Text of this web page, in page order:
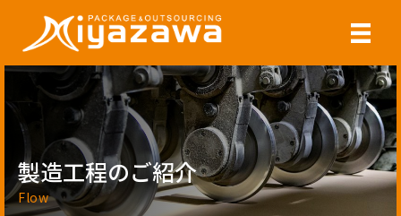
製造工程のご紹介
Flow